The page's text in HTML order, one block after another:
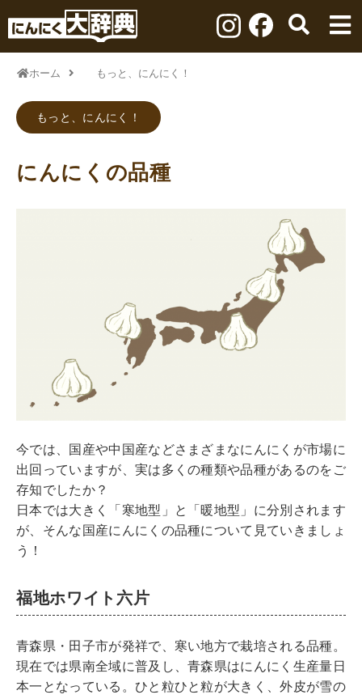
ホーム もっと、にんにく！
もっと、にんにく！
にんにくの品種
今では、国産や中国産などさまざまなにんにくが市場に
出回っていますが、実は多くの種類や品種があるのをご
存知でしたか？
日本では大きく「寒地型」と「暖地型」に分別されます
が、そんな国産にんにくの品種について見ていきましょ
う！
福地ホワイト六片
青森県・田子市が発祥で、寒い地方で栽培される品種。
現在では県南全域に普及し、青森県はにんにく生産量日
本一となっている。ひと粒ひと粒が大きく、外皮が雪の